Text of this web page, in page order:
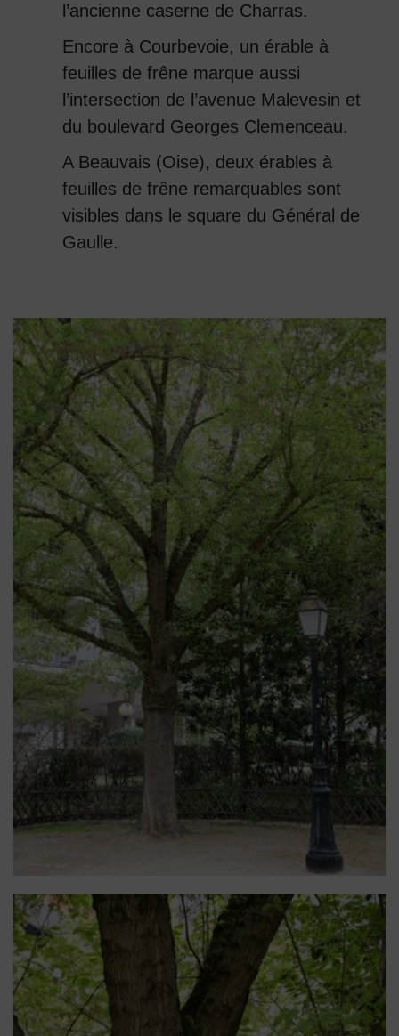
l’ancienne caserne de Charras.
Encore à Courbevoie, un érable à
feuilles de frêne marque aussi
l’intersection de l’avenue Malevesin et
du boulevard Georges Clemenceau.
A Beauvais (Oise), deux érables à
feuilles de frêne remarquables sont
visibles dans le square du Général de
Gaulle.